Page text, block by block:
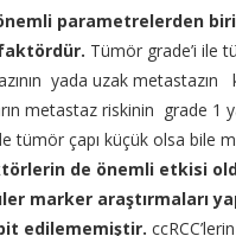
parametrelerden
Tümör grade’i ile
yada uzak
metastaz riskinin grade 1
tümör çapı küçük olsa bile
de önemli etkisi
marker araştırmaları
edilememiştir.